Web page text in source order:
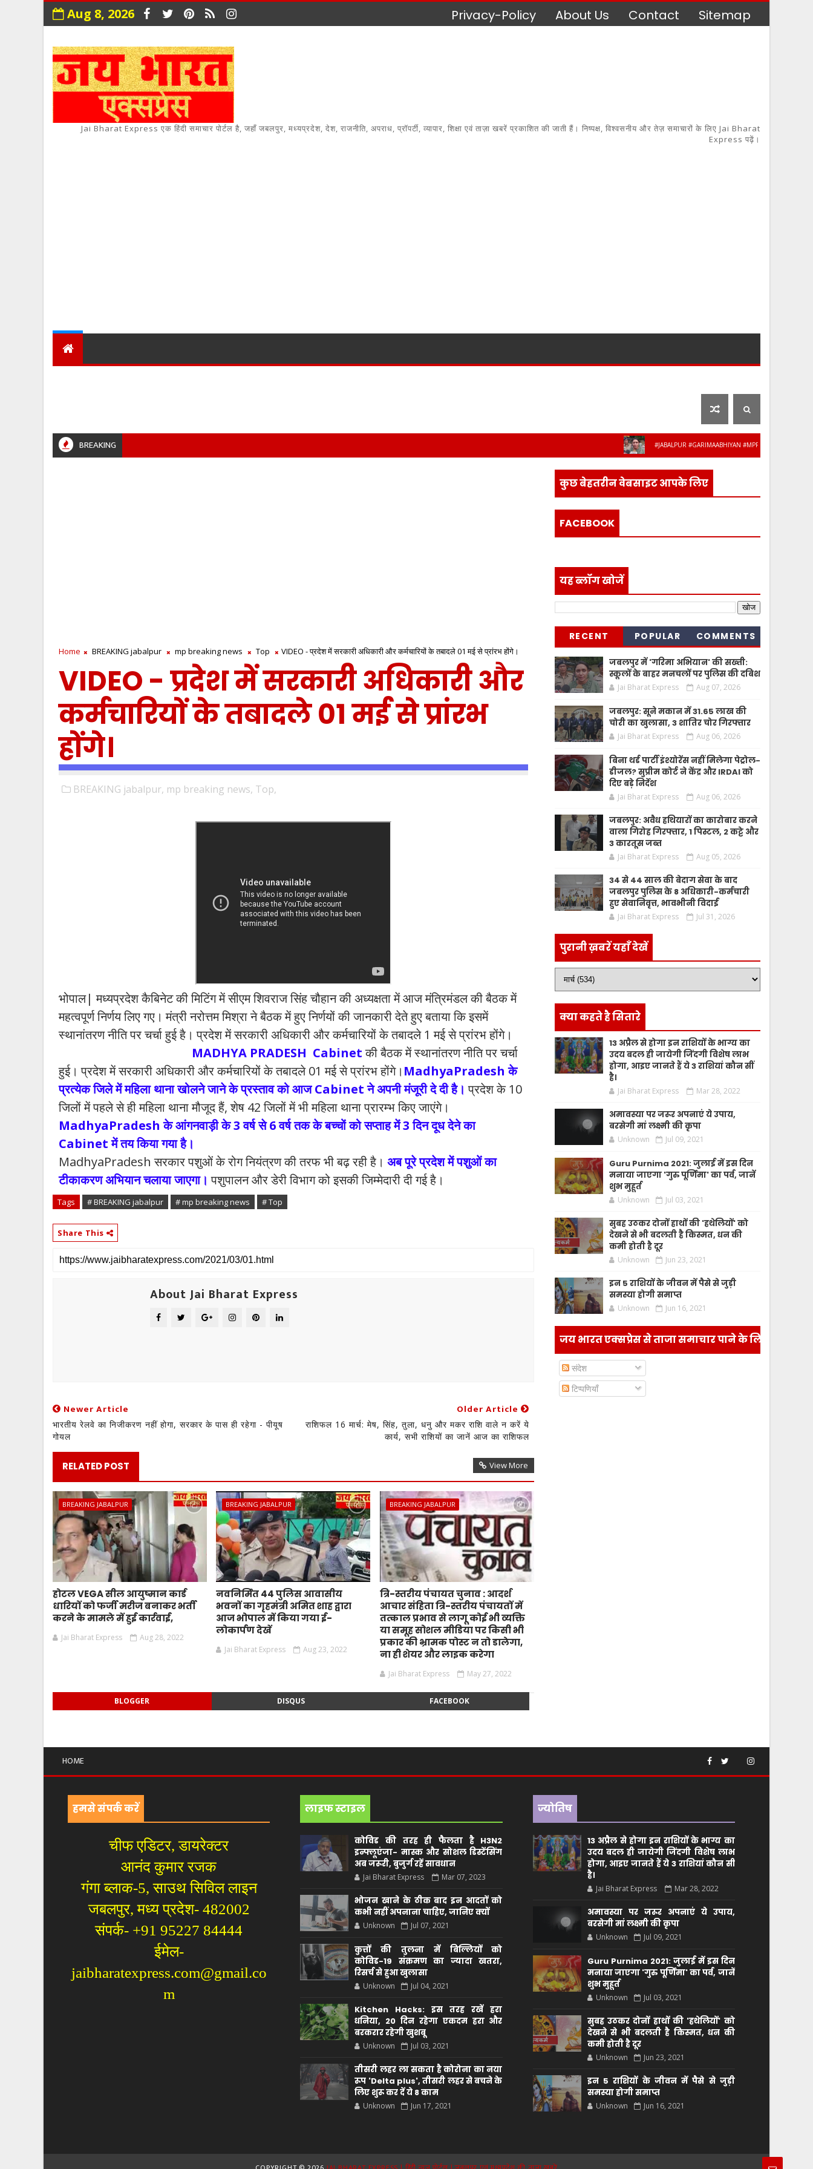
Aug 8, 2026 Privacy-Policy About Us Contact Sitemap
Jai Bharat Express एक हिंदी समाचार पोर्टल है, जहाँ जबलपुर, मध्यप्रदेश, देश, राजनीति, अपराध, प्रॉपर्टी, व्यापार, शिक्षा एवं ताज़ा खबरें प्रकाशित की जाती हैं। निष्पक्ष, विश्वसनीय और तेज़ समाचारों के लिए Jai Bharat
Express पढ़ें।
BREAKING #JABALPUR #GARIMAABHIYAN #MPPOLICE #WOMENSAFETY
Home BREAKING jabalpur mp breaking news Top VIDEO - प्रदेश में सरकारी अधिकारी और कर्मचारियों के तबादले 01 मई से प्रांरभ होंगे।
VIDEO - प्रदेश में सरकारी अधिकारी और
कर्मचारियों के तबादले 01 मई से प्रांरभ
होंगे।
BREAKING jabalpur, mp breaking news, Top,
भोपाल| मध्यप्रदेश कैबिनेट की मिटिंग में सीएम शिवराज सिंह चौहान की अध्यक्षता में आज मंत्रिमंडल की बैठक में
महत्वपूर्ण निर्णय लिए गए। मंत्री नरोत्तम मिश्रा ने बैठक में हुए निर्णयों की जानकारी देते हुए बताया कि इसमें
स्थानांतरण नीति पर चर्चा हुई है। प्रदेश में सरकारी अधिकारी और कर्मचारियों के तबादले 1 मई से प्रांरभ होंगे।
MADHYA PRADESH Cabinetकी बैठक में स्थानांतरण नीति पर चर्चा
हुई। प्रदेश में सरकारी अधिकारी और कर्मचारियों के तबादले 01 मई से प्रांरभ होंगे। MadhyaPradesh ‌के
प्रत्येक जिले में महिला थाना खोलने जाने के प्रस्ताव को आज Cabinet ने अपनी मंजूरी दे दी है। प्रदेश के 10
जिलों में पहले से ही महिला थाना मौजूद हैं, शेष 42 जिलों में भी महिला थाना प्रारम्भ किए जाएंगे।
MadhyaPradesh के आंगनवाड़ी के 3 वर्ष से 6 वर्ष तक के बच्चों को सप्ताह में 3 दिन दूध देने का
Cabinet में तय किया गया है।
MadhyaPradesh सरकार पशुओं के रोग नियंत्रण की तरफ भी बढ़ रही है। अब पूरे प्रदेश में पशुओं का
टीकाकरण अभियान चलाया जाएगा। पशुपालन और डेरी विभाग को इसकी जिम्मेदारी दी गई है।
Tags # BREAKING jabalpur # mp breaking news # Top
Share This
About Jai Bharat Express
Newer Article
भारतीय रेलवे का निजीकरण नहीं होगा, सरकार के पास ही रहेगा - पीयूष
गोयल
Older Article
राशिफल 16 मार्च: मेष, सिंह, तुला, धनु और मकर राशि वाले न करें ये
कार्य, सभी राशियों का जानें आज का राशिफल
RELATED POST View More
BREAKING JABALPUR
होटल VEGA सील आयुष्मान कार्ड
धारियों को फर्जी मरीज बनाकर भर्ती
करने के मामले में हुई कार्रवाई,
Jai Bharat Express Aug 28, 2022
BREAKING JABALPUR
नवनिर्मित 44 पुलिस आवासीय
भवनों का गृहमंत्री अमित शाह द्वारा
आज भोपाल में किया गया ई-
लोकार्पण देखें
Jai Bharat Express Aug 23, 2022
BREAKING JABALPUR
त्रि-स्तरीय पंचायत चुनाव : आदर्श
आचार संहिता त्रि-स्तरीय पंचायतों में
तत्काल प्रभाव से लागू कोई भी व्यक्ति
या समूह सोशल मीडिया पर किसी भी
प्रकार की भ्रामक पोस्ट न तो डालेगा,
ना ही शेयर और लाइक करेगा
Jai Bharat Express May 27, 2022
BLOGGER DISQUS FACEBOOK
कुछ बेहतरीन वेबसाइट आपके लिए
FACEBOOK
यह ब्लॉग खोजें
RECENT POPULAR COMMENTS
जबलपुर में 'गरिमा अभियान' की सख्ती:
स्कूलों के बाहर मनचलों पर पुलिस की दबिश
Jai Bharat Express Aug 07, 2026
जबलपुर: सूने मकान में 31.65 लाख की
चोरी का खुलासा, 3 शातिर चोर गिरफ्तार
Jai Bharat Express Aug 06, 2026
बिना थर्ड पार्टी इंश्योरेंस नहीं मिलेगा पेट्रोल-
डीजल? सुप्रीम कोर्ट ने केंद्र और IRDAI को
दिए बड़े निर्देश
Jai Bharat Express Aug 06, 2026
जबलपुर: अवैध हथियारों का कारोबार करने
वाला गिरोह गिरफ्तार, 1 पिस्टल, 2 कट्टे और
3 कारतूस जब्त
Jai Bharat Express Aug 05, 2026
34 से 44 साल की बेदाग सेवा के बाद
जबलपुर पुलिस के 8 अधिकारी-कर्मचारी
हुए सेवानिवृत्त, भावभीनी विदाई
Jai Bharat Express Jul 31, 2026
पुरानी ख़बरें यहाँ देखें
क्या कहते है सितारे
13 अप्रैल से होगा इन राशियों के भाग्य का
उदय बदल ही जायेगी जिंदगी विशेष लाभ
होगा, आइए जानते हैं ये 3 राशियां कौन सीं
है।
Jai Bharat Express Mar 28, 2022
अमावस्या पर जरूर अपनाएं ये उपाय,
बरसेगी मां लक्ष्मी की कृपा
Unknown Jul 09, 2021
Guru Purnima 2021: जुलाई में इस दिन
मनाया जाएगा 'गुरु पूर्णिमा' का पर्व, जानें
शुभ मुहूर्त
Unknown Jul 03, 2021
सुबह उठकर दोनों हाथों की 'हथेलियों' को
देखने से भी बदलती है किस्मत, धन की
कमी होती है दूर
Unknown Jun 23, 2021
इन 5 राशियों के जीवन में पैसे से जुड़ी
समस्या होगी समाप्त
Unknown Jun 16, 2021
जय भारत एक्सप्रेस से ताजा समाचार पाने के लिए
संदेश
टिप्पणियाँ
HOME
हमसे संपर्क करें
चीफ एडिटर, डायरेक्टर
आनंद कुमार रजक
गंगा ब्लाक-5, साउथ सिविल लाइन
जबलपुर, मध्य प्रदेश- 482002
संपर्क- +91 95227 84444
ईमेल-
jaibharatexpress.com@gmail.co
m
लाइफ स्टाइल
कोविड की तरह ही फैलता है H3N2
इन्फ्लूएंजा- मास्क और सोशल डिस्टेंसिंग
अब जरूरी, बुजुर्ग रहें सावधान
Jai Bharat Express Mar 07, 2023
भोजन खाने के ठीक बाद इन आदतों को
कभी नहीं अपनाना चाहिए, जानिए क्यों
Unknown Jul 07, 2021
कुत्तों की तुलना में बिल्लियों को
कोविड-19 संक्रमण का ज्यादा खतरा,
रिसर्च से हुआ खुलासा
Unknown Jul 04, 2021
Kitchen Hacks: इस तरह रखें हरा
धनिया, 20 दिन रहेगा एकदम हरा और
बरकरार रहेगी खुशबू
Unknown Jul 03, 2021
तीसरी लहर ला सकता है कोरोना का नया
रूप 'Delta plus', तीसरी लहर से बचने के
लिए शुरू कर दें ये 8 काम
Unknown Jun 17, 2021
ज्योतिष
13 अप्रैल से होगा इन राशियों के भाग्य का
उदय बदल ही जायेगी जिंदगी विशेष लाभ
होगा, आइए जानते हैं ये 3 राशियां कौन सीं
है।
Jai Bharat Express Mar 28, 2022
अमावस्या पर जरूर अपनाएं ये उपाय,
बरसेगी मां लक्ष्मी की कृपा
Unknown Jul 09, 2021
Guru Purnima 2021: जुलाई में इस दिन
मनाया जाएगा 'गुरु पूर्णिमा' का पर्व, जानें
शुभ मुहूर्त
Unknown Jul 03, 2021
सुबह उठकर दोनों हाथों की 'हथेलियों' को
देखने से भी बदलती है किस्मत, धन की
कमी होती है दूर
Unknown Jun 23, 2021
इन 5 राशियों के जीवन में पैसे से जुड़ी
समस्या होगी समाप्त
Unknown Jun 16, 2021